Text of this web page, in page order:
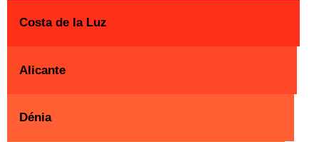
Costa de la Luz
Alicante
Dénia